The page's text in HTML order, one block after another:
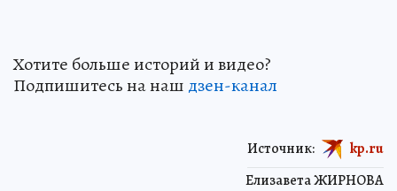
Хотите больше историй и видео?
Подпишитесь на наш дзен-канал
Елизавета ЖИРНОВА
Источник: kp.ru